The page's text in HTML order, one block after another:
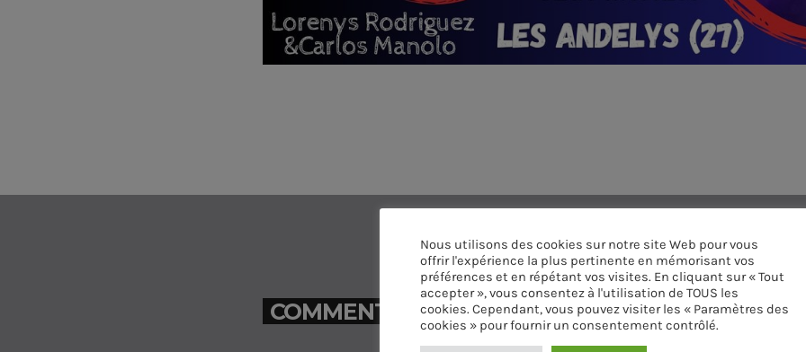
COMMENTAIRES D’ARTICLES (0)
Nous utilisons des cookies sur notre site Web pour vous
offrir l'expérience la plus pertinente en mémorisant vos
préférences et en répétant vos visites. En cliquant sur « Tout
accepter », vous consentez à l'utilisation de TOUS les
cookies. Cependant, vous pouvez visiter les « Paramètres des
cookies » pour fournir un consentement contrôlé.